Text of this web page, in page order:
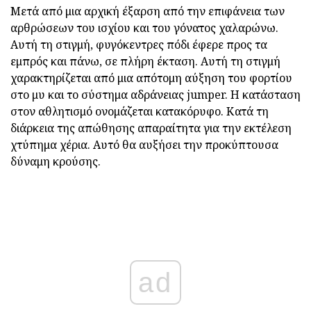
Μετά από μια αρχική έξαρση από την επιφάνεια των
αρθρώσεων του ισχίου και του γόνατος χαλαρώνω.
Αυτή τη στιγμή, φυγόκεντρες πόδι έφερε προς τα
εμπρός και πάνω, σε πλήρη έκταση. Αυτή τη στιγμή
χαρακτηρίζεται από μια απότομη αύξηση του φορτίου
στο μυ και το σύστημα αδράνειας jumper. Η κατάσταση
στον αθλητισμό ονομάζεται κατακόρυφο. Κατά τη
διάρκεια της απώθησης απαραίτητα για την εκτέλεση
χτύπημα χέρια. Αυτό θα αυξήσει την προκύπτουσα
δύναμη κρούσης.
ad